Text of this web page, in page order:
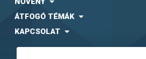
ÁTFOGÓ TÉMÁK
KAPCSOLAT